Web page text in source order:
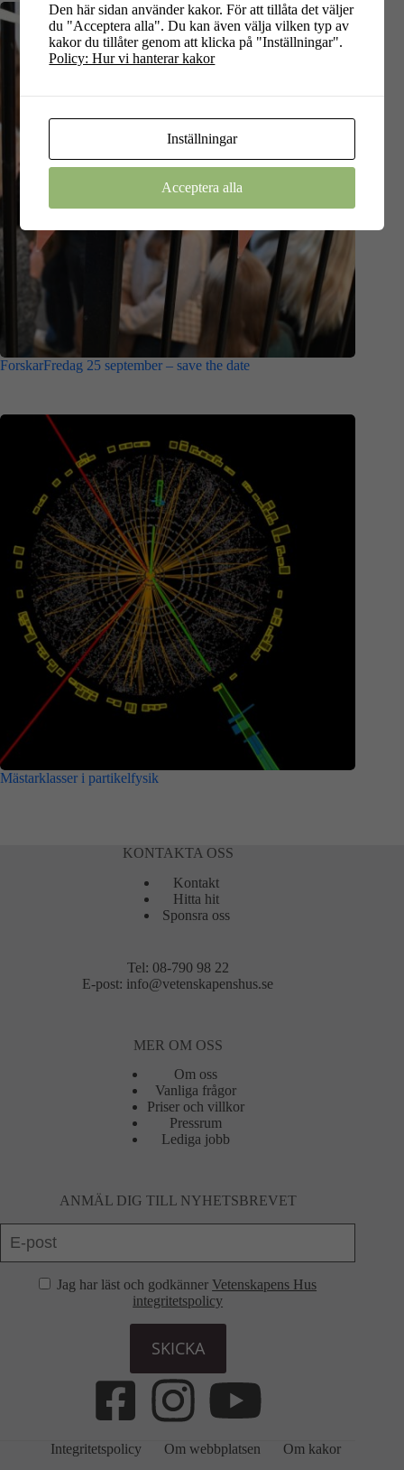
ForskarFredag 25 september – save the date
Mästarklasser i partikelfysik
KONTAKTA OSS
Kontakt
Hitta hit
Sponsra oss
Tel: 08-790 98 22
E-post: info@vetenskapenshus.se
MER OM OSS
Om oss
Vanliga frågor
Priser och villkor
Pressrum
Lediga jobb
ANMÄL DIG TILL NYHETSBREVET
Jag har läst och godkännerVetenskapens Hus
integritetspolicy
SKICKA
Integritetspolicy Om webbplatsen Om kakor
Den här sidan använder kakor. För att tillåta det väljer
du "Acceptera alla". Du kan även välja vilken typ av
kakor du tillåter genom att klicka på "Inställningar".
Policy: Hur vi hanterar kakor
Inställningar
Acceptera alla